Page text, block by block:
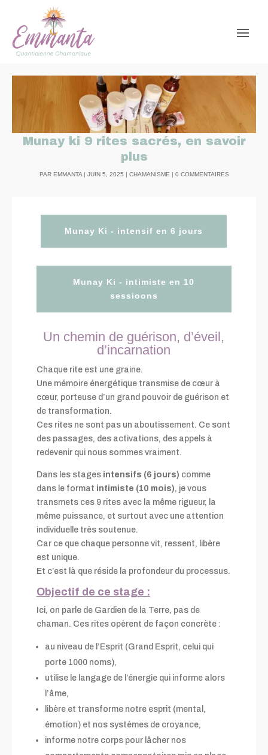
Munay ki 9 rites sacrés, en savoir
plus
PAR EMMANTA| JUIN 5, 2025 | CHAMANISME | 0 COMMENTAIRES
Munay Ki - intensif en 6 jours
Munay Ki - intimiste en 10
sessioons
Un chemin de guérison, d’éveil,
d’incarnation
Chaque rite est une graine.
Une mémoire énergétique transmise de cœur à
cœur, porteuse d’un grand pouvoir de guérison et
de transformation.
Ces rites ne sont pas un aboutissement. Ce sont
des passages, des activations, des appels à
redevenir qui nous sommes vraiment.
Dans les stages intensifs (6 jours) comme
dans le format intimiste (10 mois), je vous
transmets ces 9 rites avec la même rigueur, la
même puissance, et surtout avec une attention
individuelle très soutenue.
Car ce que chaque personne vit, ressent, libère
est unique.
Et c’est là que réside la profondeur du processus.
Objectif de ce stage :
Ici, on parle de Gardien de la Terre, pas de
chaman. Ces rites opèrent de façon concrète :
au niveau de l’Esprit (Grand Esprit, celui qui
porte 1000 noms),
utilise le langage de l’énergie qui informe alors
l’âme,
libère et transforme notre esprit (mental,
émotion) et nos systèmes de croyance,
informe notre corps pour lâcher nos